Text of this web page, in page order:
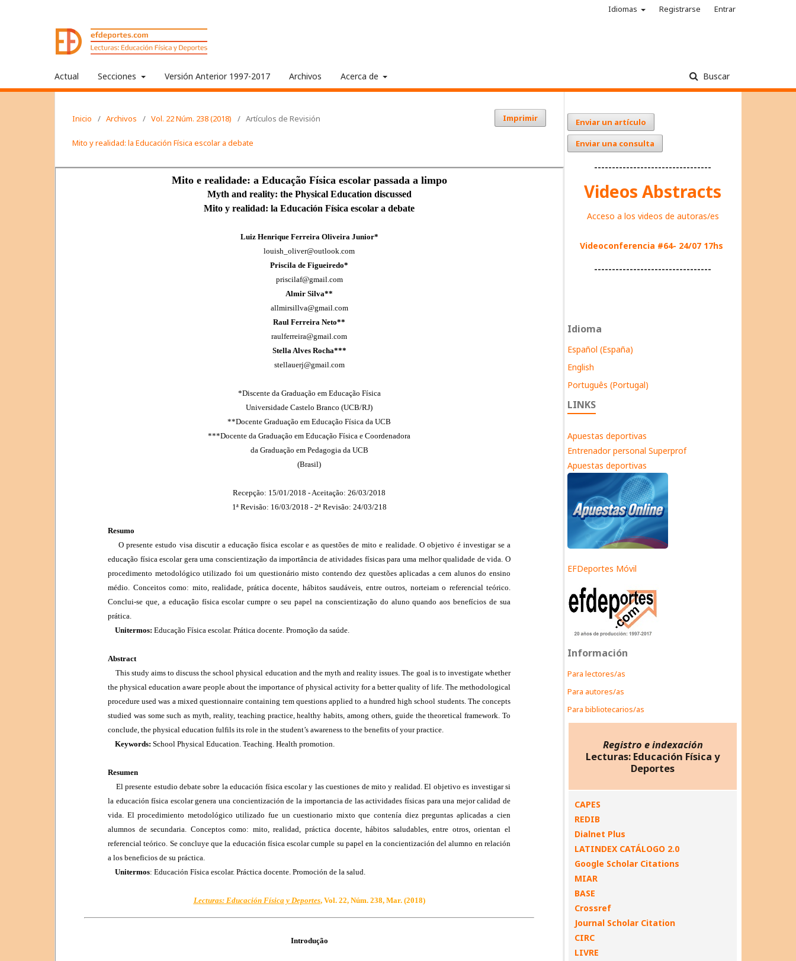
Actual Secciones Versión Anterior 1997-2017 Archivos Acerca de Buscar
Idiomas Registrarse Entrar
Inicio / Archivos / Vol. 22 Núm. 238 (2018) / Artículos de Revisión Imprimir
Mito y realidad: la Educación Física escolar a debate
Enviar un artículo
Enviar una consulta
---------------------------------
Videos Abstracts
Acceso a los videos de autoras/es
Videoconferencia #64- 24/07 17hs
---------------------------------
Idioma
Español (España)
English
Português (Portugal)
LINKS
Apuestas deportivas
Entrenador personal Superprof
Apuestas deportivas
EFDeportes Móvil
Información
Para lectores/as
Para autores/as
Para bibliotecarios/as
Registro e indexación
Lecturas: Educación Física y
Deportes
CAPES
REDIB
Dialnet Plus
LATINDEX CATÁLOGO 2.0
Google Scholar Citations
MIAR
BASE
Crossref
Journal Scholar Citation
CIRC
LIVRE